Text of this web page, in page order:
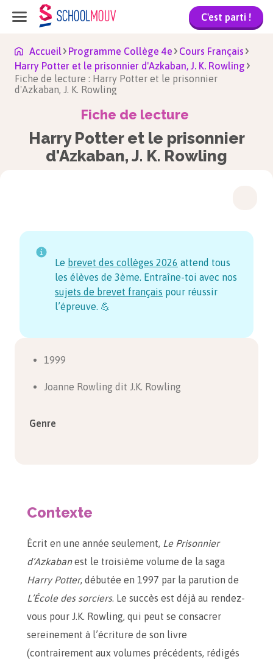
C'est parti !
Accueil Programme Collège 4e
Cours Français
Harry Potter et le prisonnier d'Azkaban, J. K. Rowling
Fiche de lecture : Harry Potter et le prisonnier
d'Azkaban, J. K. Rowling
Fiche de lecture
Harry Potter et le prisonnier
d'Azkaban, J. K. Rowling
Le brevet des collèges 2026 attend tous
les élèves de 3ème. Entraîne-toi avec nos
sujets de brevet français pour réussir
l’épreuve. 💪
1999
Joanne Rowling dit J.K. Rowling
Genre
Contexte
Écrit en une année seulement, Le Prisonnier
d’Azkabanest le troisième volume de la saga
Harry Potter, débutée en 1997 par la parution de
L’École des sorciers. Le succès est déjà au rendez-
vous pour J.K. Rowling, qui peut se consacrer
sereinement à l’écriture de son livre
(contrairement aux volumes précédents, rédigés